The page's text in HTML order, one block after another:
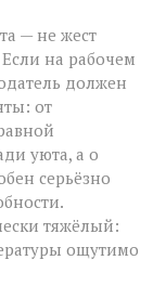
— не жест
на рабочем
должен
от
уюта, а о
серьёзно
тяжёлый:
ощутимо